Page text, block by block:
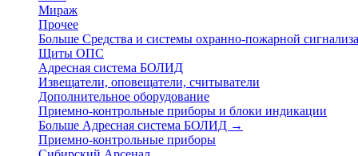
Мираж
Прочее
Больше Средства и системы охранно-пожарной
Щиты ОПС
Адресная система БОЛИД
Извещатели, оповещатели, считыватели
Дополнительное оборудование
Приемно-контрольные приборы и блоки индикации
Больше Адресная система БОЛИД →
Приемно-контрольные приборы